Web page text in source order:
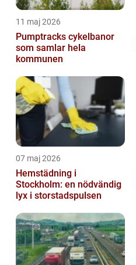
11 maj 2026
Pumptracks cykelbanor
som samlar hela
kommunen
07 maj 2026
Hemstädning i
Stockholm: en nödvändig
lyx i storstadspulsen